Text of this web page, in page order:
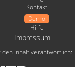
Kontakt
Demo
Hilfe
Impressum
den Inhalt verantwortlich: